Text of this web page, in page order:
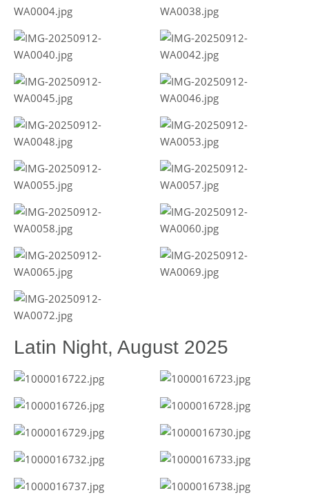
Latin Night, August 2025